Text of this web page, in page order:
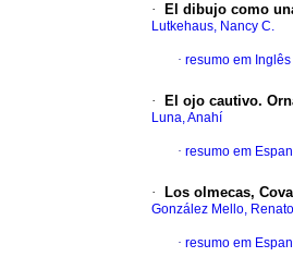
· El dibujo como
Lutkehaus, Nancy C.
· resumo em Inglês
· El ojo cautivo.
Luna, Anahí
· resumo em
· Los olmecas,
González Mello, Renato
· resumo em